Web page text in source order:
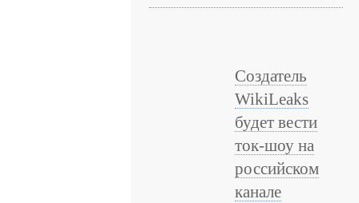
Создатель
WikiLeaks
будет вести
ток-шоу на
российском
канале